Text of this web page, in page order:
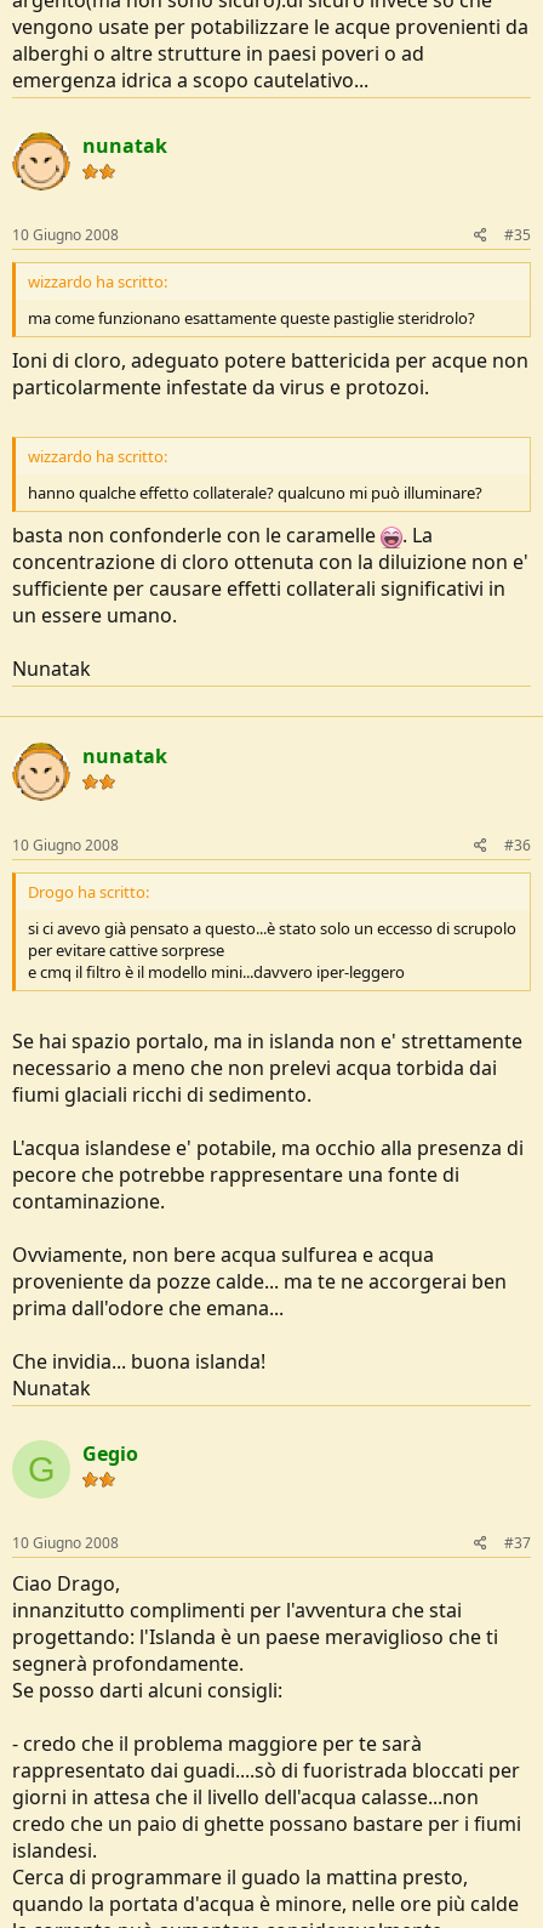
vengono usate per potabilizzare le acque provenienti da
alberghi o altre strutture in paesi poveri o ad
emergenza idrica a scopo cautelativo...
nunatak
10 Giugno 2008 #35
wizzardo ha scritto:
ma come funzionano esattamente queste pastiglie steridrolo?
Ioni di cloro, adeguato potere battericida per acque non
particolarmente infestate da virus e protozoi.
wizzardo ha scritto:
hanno qualche effetto collaterale? qualcuno mi può illuminare?
basta non confonderle con le caramelle
. La
concentrazione di cloro ottenuta con la diluizione non e'
sufficiente per causare effetti collaterali significativi in
un essere umano.
Nunatak
nunatak
10 Giugno 2008 #36
Drogo ha scritto:
si ci avevo già pensato a questo...è stato solo un eccesso di scrupolo
per evitare cattive sorprese
e cmq il filtro è il modello mini...davvero iper-leggero
Se hai spazio portalo, ma in islanda non e' strettamente
necessario a meno che non prelevi acqua torbida dai
fiumi glaciali ricchi di sedimento.
L'acqua islandese e' potabile, ma occhio alla presenza di
pecore che potrebbe rappresentare una fonte di
contaminazione.
Ovviamente, non bere acqua sulfurea e acqua
proveniente da pozze calde... ma te ne accorgerai ben
prima dall'odore che emana...
Che invidia... buona islanda!
Nunatak
G Gegio
10 Giugno 2008 #37
Ciao Drago,
innanzitutto complimenti per l'avventura che stai
progettando: l'Islanda è un paese meraviglioso che ti
segnerà profondamente.
Se posso darti alcuni consigli:
- credo che il problema maggiore per te sarà
rappresentato dai guadi....sò di fuoristrada bloccati per
giorni in attesa che il livello dell'acqua calasse...non
credo che un paio di ghette possano bastare per i fiumi
islandesi.
Cerca di programmare il guado la mattina presto,
quando la portata d'acqua è minore, nelle ore più calde